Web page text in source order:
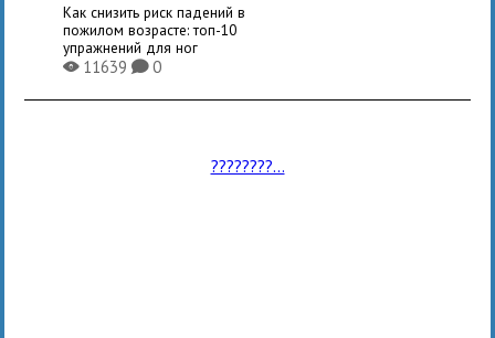
Как снизить риск падений в
пожилом возрасте: топ-10
упражнений для ног
X11639K0
????????...